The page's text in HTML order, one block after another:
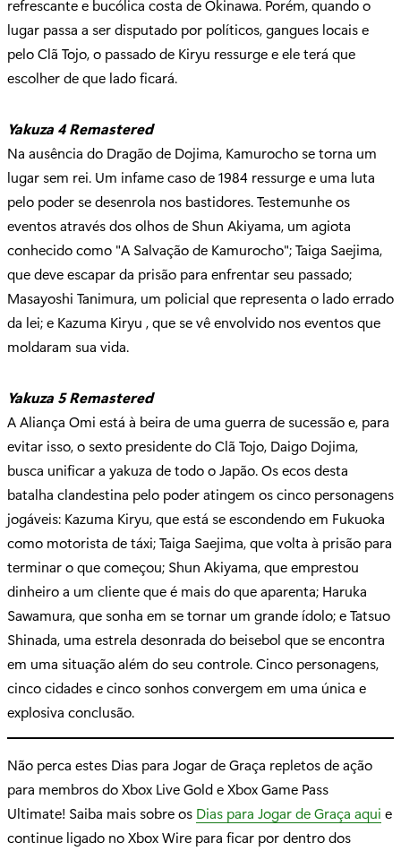
refrescante e bucólica costa de Okinawa. Porém, quando o
lugar passa a ser disputado por políticos, gangues locais e
pelo Clã Tojo, o passado de Kiryu ressurge e ele terá que
escolher de que lado ficará.
Yakuza 4 Remastered
Na ausência do Dragão de Dojima, Kamurocho se torna um
lugar sem rei. Um infame caso de 1984 ressurge e uma luta
pelo poder se desenrola nos bastidores. Testemunhe os
eventos através dos olhos de Shun Akiyama, um agiota
conhecido como "A Salvação de Kamurocho"; Taiga Saejima,
que deve escapar da prisão para enfrentar seu passado;
Masayoshi Tanimura, um policial que representa o lado errado
da lei; e Kazuma Kiryu , que se vê envolvido nos eventos que
moldaram sua vida.
Yakuza 5 Remastered
A Aliança Omi está à beira de uma guerra de sucessão e, para
evitar isso, o sexto presidente do Clã Tojo, Daigo Dojima,
busca unificar a yakuza de todo o Japão. Os ecos desta
batalha clandestina pelo poder atingem os cinco personagens
jogáveis: Kazuma Kiryu, que está se escondendo em Fukuoka
como motorista de táxi; Taiga Saejima, que volta à prisão para
terminar o que começou; Shun Akiyama, que emprestou
dinheiro a um cliente que é mais do que aparenta; Haruka
Sawamura, que sonha em se tornar um grande ídolo; e Tatsuo
Shinada, uma estrela desonrada do beisebol que se encontra
em uma situação além do seu controle. Cinco personagens,
cinco cidades e cinco sonhos convergem em uma única e
explosiva conclusão.
Não perca estes Dias para Jogar de Graça repletos de ação
para membros do Xbox Live Gold e Xbox Game Pass
Ultimate! Saiba mais sobre os Dias para Jogar de Graça aqui e
continue ligado no Xbox Wire para ficar por dentro dos